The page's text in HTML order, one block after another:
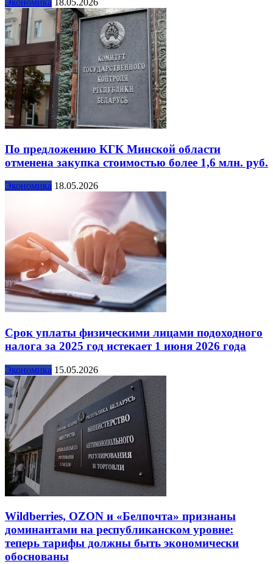
По предложению КГК Минской области
отменена закупка стоимостью более 1,6 млн. руб.
Экономика 18.05.2026
Срок уплаты физическими лицами подоходного
налога за 2025 год истекает 1 июня 2026 года
Экономика 15.05.2026
Wildberries, OZON и «Белпочта» признаны
доминантами на республиканском уровне:
теперь тарифы должны быть экономически
обоснованы